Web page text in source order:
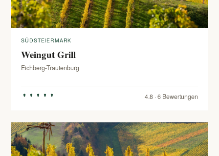
SÜDSTEIERMARK
Weingut Grill
Eichberg-Trautenburg
4.8 · 6 Bewertungen